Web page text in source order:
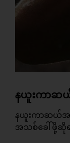
နယူးကာဆ
နယူးကာဆယ်အသ
အသစ်ခေါ်ဖို့ဆိုရ